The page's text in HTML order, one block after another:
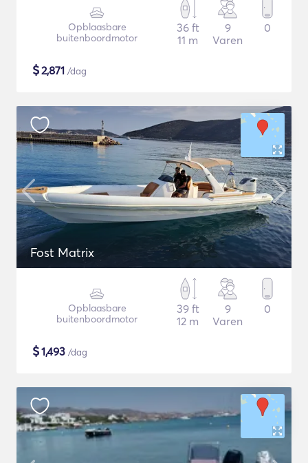
Opblaasbare
buitenboordmotor
36 ft
11 m
9
Varen
0
$2,871 /dag
Fost Matrix
Opblaasbare
buitenboordmotor
39 ft
12 m
9
Varen
0
$1,493 /dag